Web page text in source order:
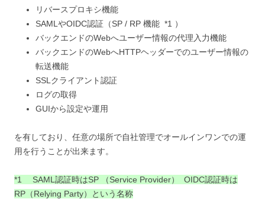
リバースプロキシ機能
SAMLやOIDC認証（SP / RP 機能 *1 ）
バックエンドのWebへユーザー情報の代理入力機能
バックエンドのWebへHTTPヘッダーでのユーザー情報の
転送機能
SSLクライアント認証
ログの取得
GUIから設定や運用
を有しており、任意の場所で自社管理でオールインワンでの運
用を行うことが出来ます。
*1 SAML認証時はSP （Service Provider） OIDC認証時は
RP（Relying Party）という名称